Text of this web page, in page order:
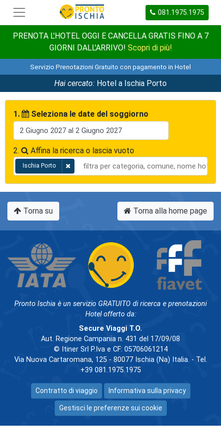
081.1975.1975
PRENOTA L'HOTEL OGGI E CANCELLA GRATIS FINO A 7
GIORNI DALL'ARRIVO! Scopri di più!
Servizio Prenotazioni Gratuito con pagamento in Hotel
Hai cercato: Hotel a Ischia Porto
1. Seleziona le date del soggiorno
2. Affina la ricerca o lascia vuoto
Ischia Porto
Torna su Torna alla home page
Pronto Ischia è un servizio GRATUITO di ricerca e prenotazioni
Hotel offerto da:
Secure Viaggi T.O.
Aut. Regione Campania n. 431 del 17/09/08
© Itiner Srl P.Iva e CF: 05706061214
Via Nuova Cartaromana, 125 - 80077 Ischia (Na) Italia. - Tel.
+39 081.1975.1975
Contratto di viaggio Informativa sulla privacy
Gestisci le preferenze sui cookie